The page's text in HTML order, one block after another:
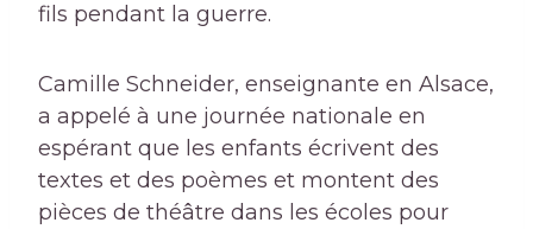
fils pendant la guerre.
Camille Schneider, enseignante en Alsace,
a appelé à une journée nationale en
espérant que les enfants écrivent des
textes et des poèmes et montent des
pièces de théâtre dans les écoles pour